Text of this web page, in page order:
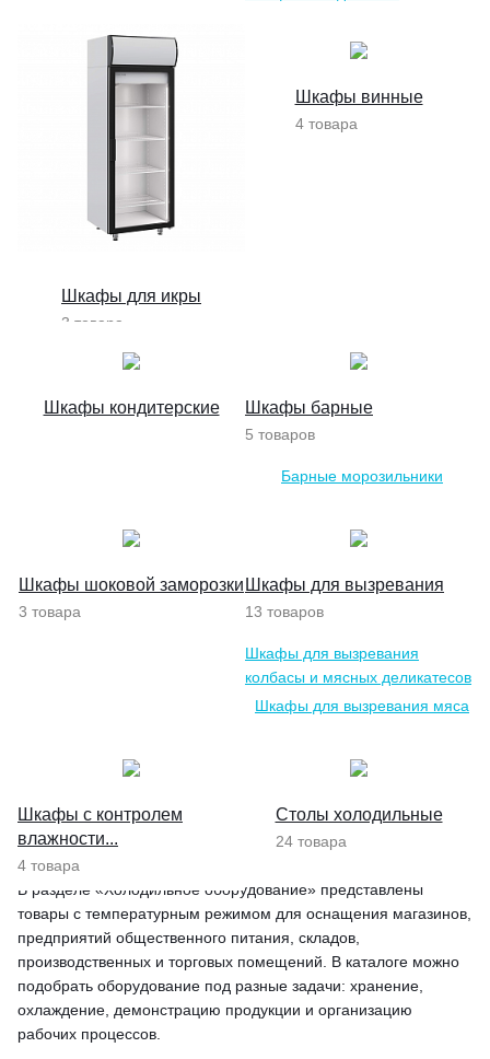
Шкафы для икры
3 товара
Шкафы винные
4 товара
Шкафы кондитерские Шкафы барные
5 товаров
Барные морозильники
Шкафы шоковой заморозки
3 товара
Шкафы для вызревания
13 товаров
Шкафы для вызревания
колбасы и мясных деликатесов
Шкафы для вызревания мяса
Шкафы с контролем
влажности...
4 товара
Столы холодильные
24 товара
В разделе «Холодильное оборудование» представлены
товары с температурным режимом для оснащения магазинов,
предприятий общественного питания, складов,
производственных и торговых помещений. В каталоге можно
подобрать оборудование под разные задачи: хранение,
охлаждение, демонстрацию продукции и организацию
рабочих процессов.